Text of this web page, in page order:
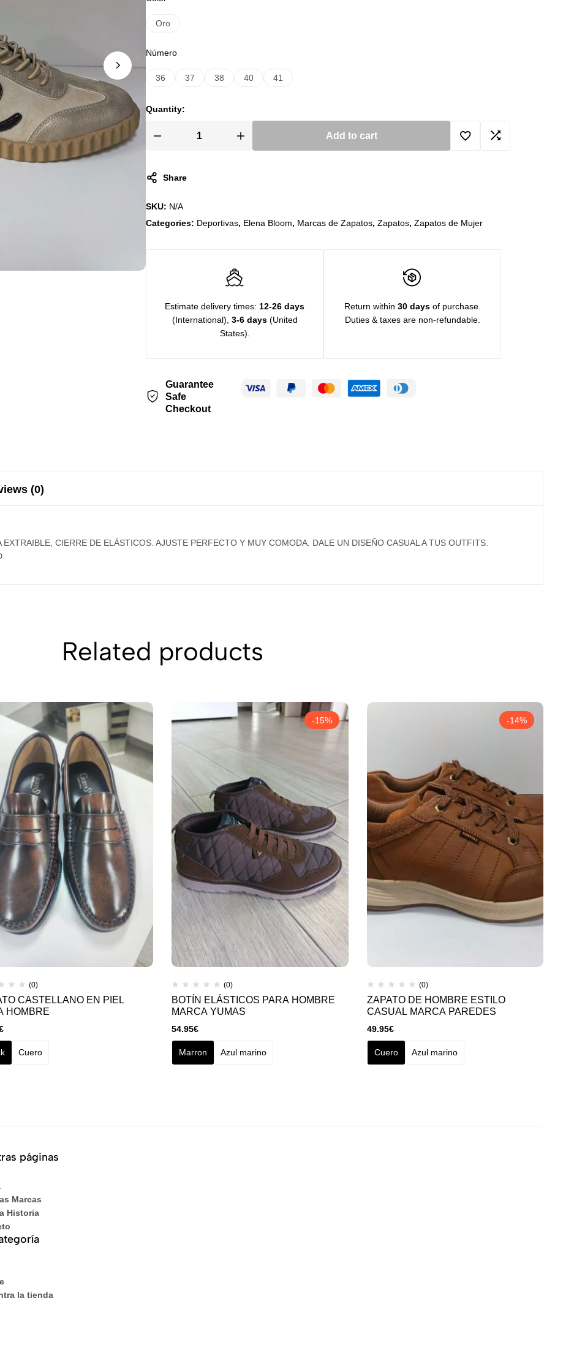
Oro
Número
36 37 38 40 41
Quantity:
Add to cart
Share
SKU: N/A
Categories: Deportivas, Elena Bloom, Marcas de Zapatos, Zapatos, Zapatos de Mujer
Estimate delivery times: 12-26 days
(International), 3-6 days(United
States).
Return within 30 daysof purchase.
Duties & taxes are non-refundable.
Guarantee
Safe
Checkout
(0)
CIERRE DE ELÁSTICOS. AJUSTE PERFECTO Y MUY COMODA. DALE UN DISEÑO CASUAL A TUS OUTFITS.
Related products
(0)
CASTELLANO EN PIEL
HOMBRE
Cuero
-15%
(0)
BOTÍN ELÁSTICOS PARA HOMBRE
MARCA YUMAS
54.95€
Marron Azul marino
-14%
(0)
ZAPATO DE HOMBRE ESTILO
CASUAL MARCA PAREDES
49.95€
Cuero Azul marino
páginas
Marcas
Historia
la tienda